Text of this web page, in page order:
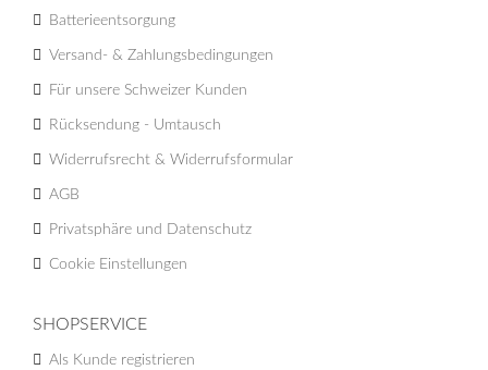
Batterieentsorgung
Versand- & Zahlungsbedingungen
Für unsere Schweizer Kunden
Rücksendung - Umtausch
Widerrufsrecht & Widerrufsformular
AGB
Privatsphäre und Datenschutz
Cookie Einstellungen
SHOPSERVICE
Als Kunde registrieren